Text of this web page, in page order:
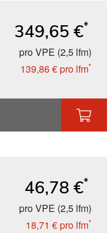
349,65 €*
pro VPE (2,5 lfm)
139,86 €pro lfm*
46,78 €*
pro VPE (2,5 lfm)
18,71 €pro lfm*